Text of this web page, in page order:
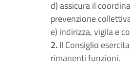
d) assicura il
prevenzione
e) indirizza, vigila e
2.Il Consiglio
rimanenti funzioni.